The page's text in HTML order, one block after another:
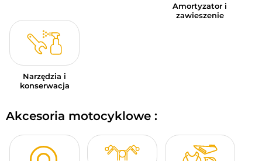
Amortyzator i
zawieszenie
Narzędzia i
konserwacja
Akcesoria motocyklowe :